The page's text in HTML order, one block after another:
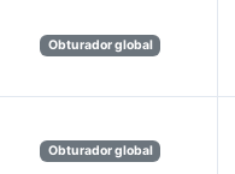
Obturador global
Obturador global